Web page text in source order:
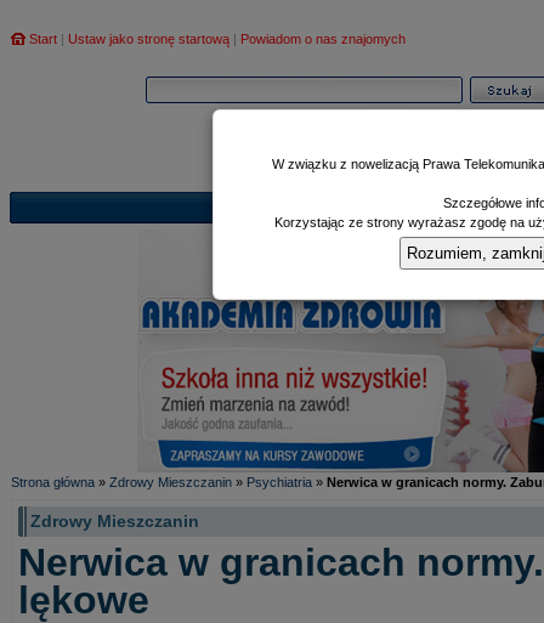
Start | Ustaw jako stronę startową | Powiadom o nas znajomych
Poczekalnia|
Strona główna » Zdrowy Mieszczanin » Psychiatria » Nerwica w granicach normy.
Zdrowy Mieszczanin
Nerwica w granicach
lękowe
W związku z nowelizacją Prawa
Szczegółowe
Korzystając ze strony wyrażasz zgodę na
Rozumiem,